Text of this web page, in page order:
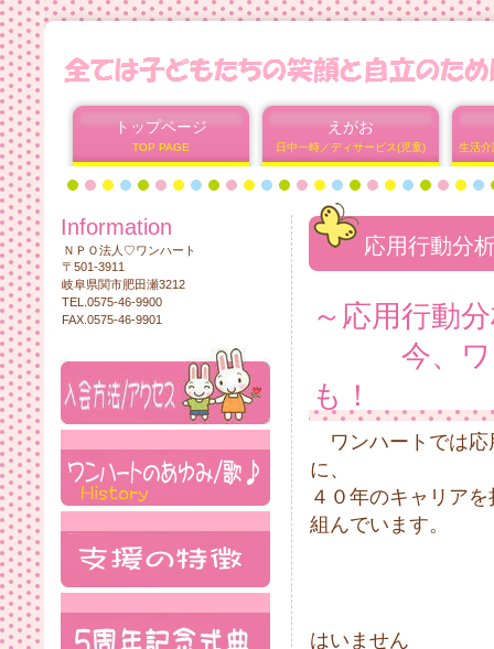
応用行動分
～応用行動
今、ワン
も！
ワンハートでは応
に
４０年のキャリア
組んでいます。
はいません
トップページ
TOP PAGE
えがお
日中一時／ディサービス(児童) 生活介
Information
ＮＰＯ法人♡ワンハート
〒501-3911
岐阜県関市肥田瀬3212
TEL.0575-46-9900
FAX.0575-46-9901